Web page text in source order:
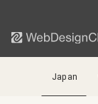
Japan